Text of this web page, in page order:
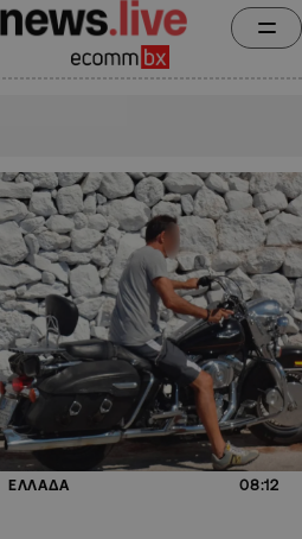
ΕΛΛΑΔΑ 08:12